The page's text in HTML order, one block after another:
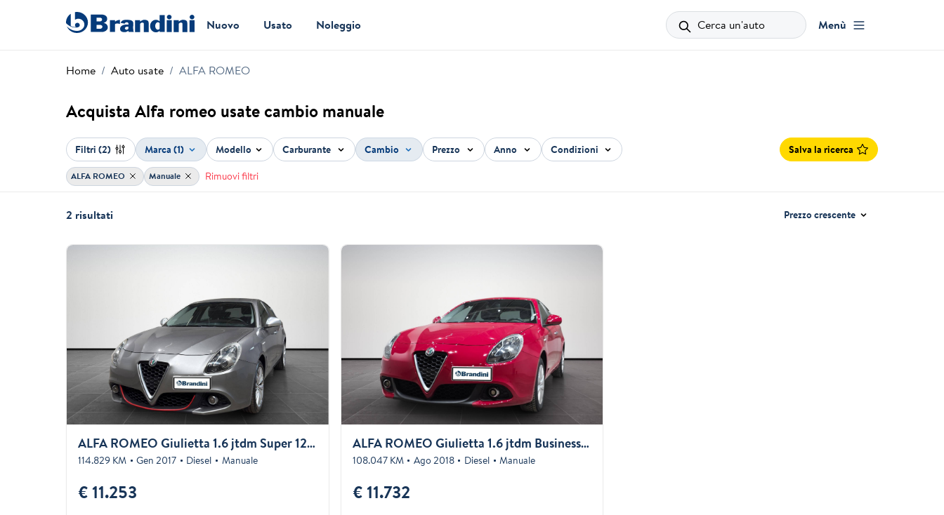
Nuovo Usato Noleggio Cerca un'auto Menù
Home Auto usate ALFA ROMEO
Acquista Alfa romeo usate cambio manuale
Filtri(2) Marca (1) Modello Carburante Cambio Prezzo Anno Condizioni Salva la ricerca
ALFA ROMEO Manuale Rimuovi filtri
2 risultati Prezzo crescente
ALFA ROMEO Giulietta 1.6 jtdm Super 120cv
114.829 KM Gen 2017 Diesel Manuale
€ 11.253
ALFA ROMEO Giulietta 1.6 jtdm Business 120cv
108.047 KM Ago 2018 Diesel Manuale
€ 11.732